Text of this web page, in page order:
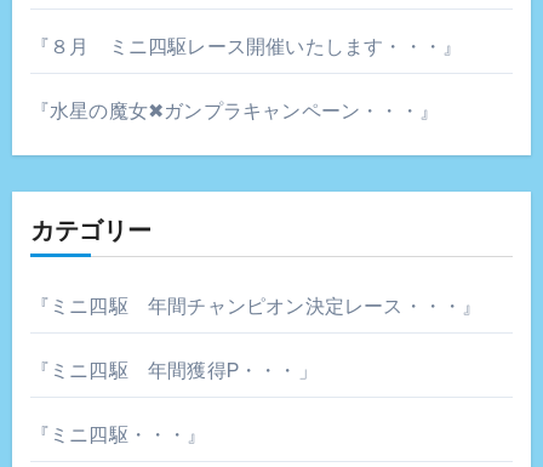
『８月 ミニ四駆レース開催いたします・・・』
『水星の魔女✖ガンプラキャンペーン・・・』
カテゴリー
『ミニ四駆 年間チャンピオン決定レース・・・』
『ミニ四駆 年間獲得P・・・」
『ミニ四駆・・・』